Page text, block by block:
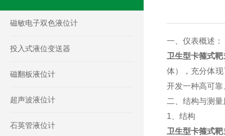
磁敏电子双色液位计
投入式液位变送器
磁翻板液位计
超声波液位计
石英管液位计
一、仪表概述：
卫生型卡箍式
体），充分体
开发一种高可
二、结构与测量
1、结构
卫生型卡箍式